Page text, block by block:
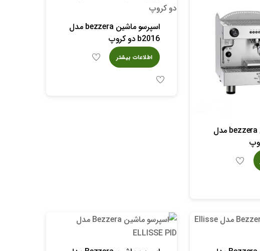
اسپرسو ماشین bezzera مدل
اسپرسو ماشین bezzera مدل
b2016 دو کروپ
اطلاعات بیشتر